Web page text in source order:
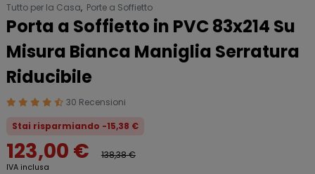
Tutto per la Casa, Porte a Soffietto
Porta a Soffietto in PVC 83x214 Su
Misura Bianca Maniglia Serratura
Riducibile
30 Recensioni
Stai risparmiando -15,38 €
123,00 € 138,38 €
IVA inclusa